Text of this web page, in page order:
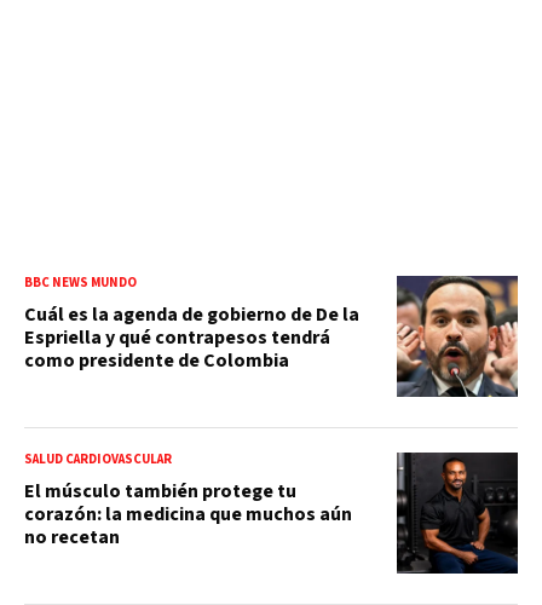
BBC NEWS MUNDO
Cuál es la agenda de gobierno de De la
Espriella y qué contrapesos tendrá
como presidente de Colombia
SALUD CARDIOVASCULAR
El músculo también protege tu
corazón: la medicina que muchos aún
no recetan